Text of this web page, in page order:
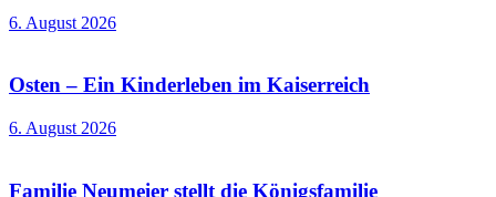
6. August 2026
Osten – Ein Kinderleben im Kaiserreich
6. August 2026
Familie Neumeier stellt die Königsfamilie